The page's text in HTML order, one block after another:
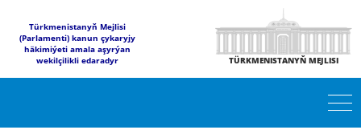
Türkmenistanyň Mejlisi
(Parlamenti) kanun çykaryjy
häkimiýeti amala aşyrýan
wekilçilikli edaradyr
TÜRKMENISTANYŇ MEJLISI